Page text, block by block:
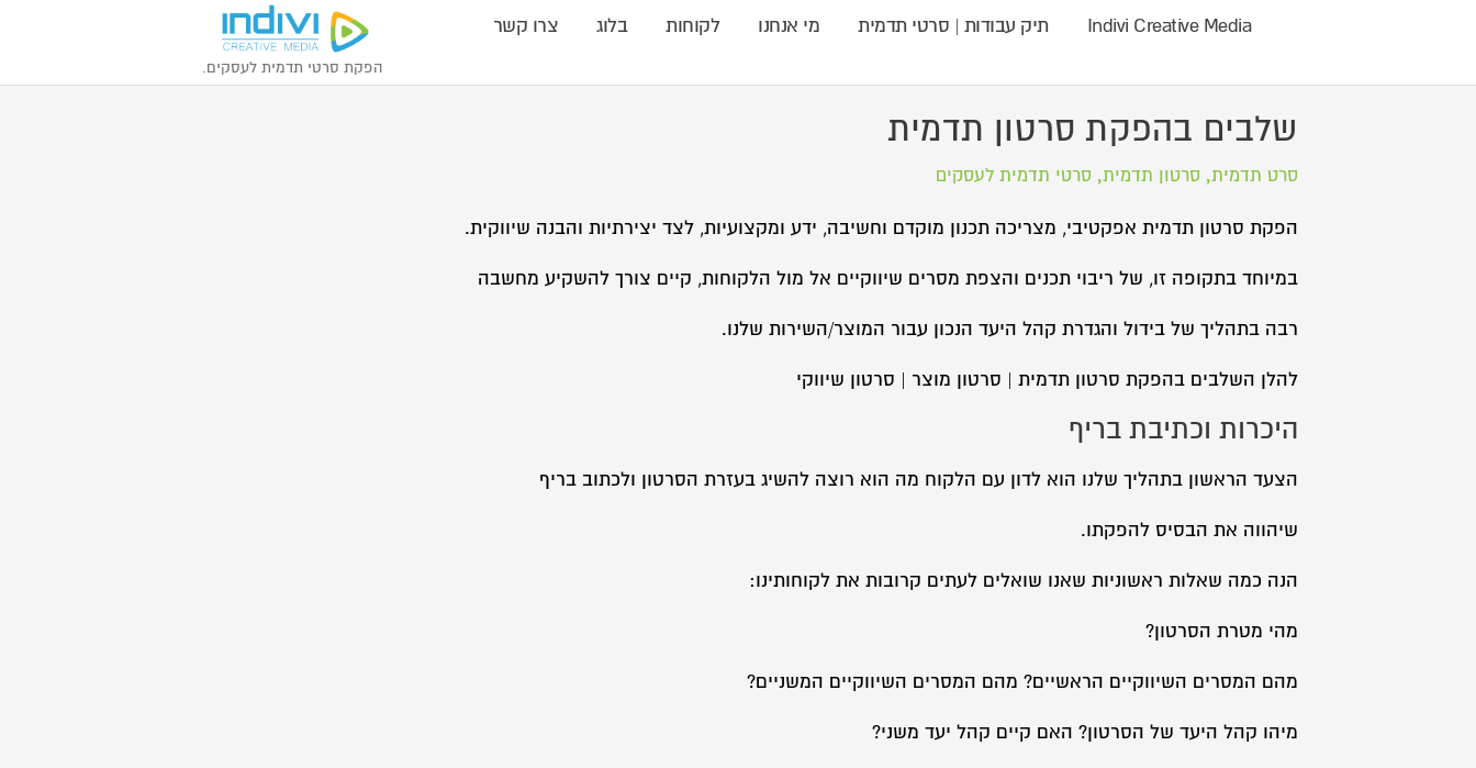
הפקת סרטי תדמית לעסקים.
Indivi Creative Media תיק עבודות | סרטי תדמית מי אנחנו לקוחות בלוג צרו קשר
שלבים בהפקת סרטון תדמית
סרט תדמית, סרטון תדמית, סרטי תדמית לעסקים
הפקת סרטון תדמית אפקטיבי, מצריכה תכנון מוקדם וחשיבה, ידע ומקצועיות, לצד יצירתיות והבנה שיווקית.
במיוחד בתקופה זו, של ריבוי תכנים והצפת מסרים שיווקיים אל מול הלקוחות, קיים צורך להשקיע מחשבה
רבה בתהליך של בידול והגדרת קהל היעד הנכון עבור המוצר/השירות שלנו.
להלן השלבים בהפקת סרטון תדמית | סרטון מוצר | סרטון שיווקי
היכרות וכתיבת בריף
הצעד הראשון בתהליך שלנו הוא לדון עם הלקוח מה הוא רוצה להשיג בעזרת הסרטון ולכתוב בריף
שיהווה את הבסיס להפקתו.
הנה כמה שאלות ראשוניות שאנו שואלים לעתים קרובות את לקוחותינו:
מהי מטרת הסרטון?
מהם המסרים השיווקיים הראשיים? מהם המסרים השיווקיים המשניים?
מיהו קהל היעד של הסרטון? האם קיים קהל יעד משני?